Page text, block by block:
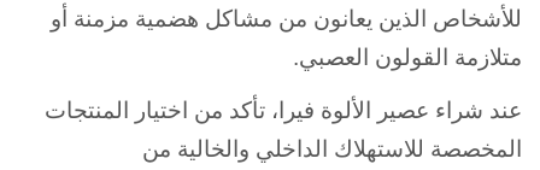
للأشخاص الذين يعانون من مشاكل هضمية مزمنة أو
متلازمة القولون العصبي.
عند شراء عصير الألوة فيرا، تأكد من اختيار المنتجات
المخصصة للاستهلاك الداخلي والخالية من